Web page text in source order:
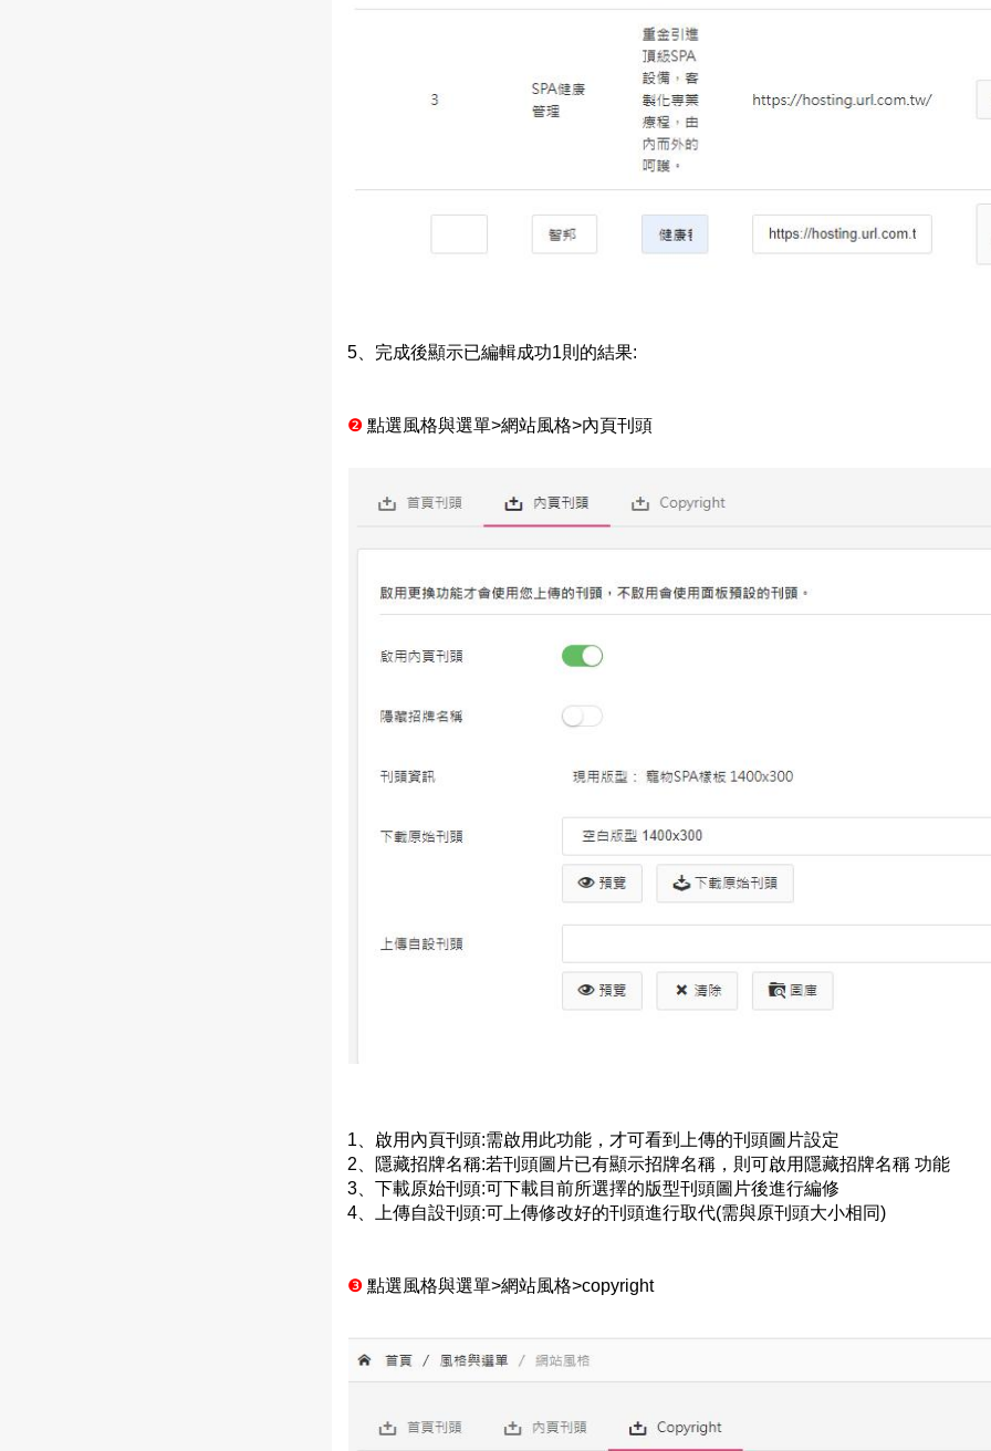
5、完成後顯示已編輯成功1則的結果:
❷ 點選風格與選單>網站風格>內頁刊頭
1、啟用內頁刊頭:需啟用此功能，才可看到上傳的刊頭圖片設定
2、隱藏招牌名稱:若刊頭圖片已有顯示招牌名稱，則可啟用隱藏招牌名稱 功能
3、下載原始刊頭:可下載目前所選擇的版型刊頭圖片後進行編修
4、上傳自設刊頭:可上傳修改好的刊頭進行取代(需與原刊頭大小相同)
❸ 點選風格與選單>網站風格>copyright